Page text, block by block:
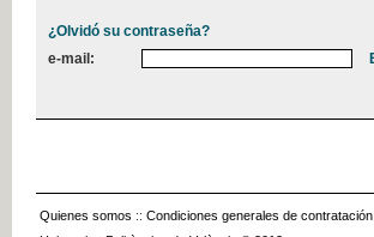
¿Olvidó su contraseña?
e-mail:
Quienes somos :: Condiciones generales de contratación